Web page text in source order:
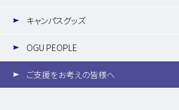
キャンパスグッズ
OGU PEOPLE
ご支援をお考えの皆様へ